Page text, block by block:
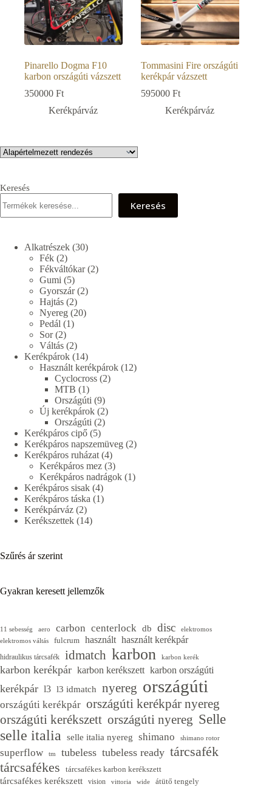
Pinarello Dogma F10
karbon országúti vázszett
350000 Ft
Kerékpárváz
Tommasini Fire országúti
kerékpár vázszett
595000Ft
Kerékpárváz
Keresés
Keresés
Alkatrészek 3030
Fék 22
termék
Fékváltókar 22
Gumi 55
termék
Gyorszár 22
Hajtás 22
termék
Nyereg 2020
Pedál 11
Sor 22
termék
Váltás 22
termék
Kerékpárok 1414
termék
Használt kerékpárok 1212
Cyclocross 22
MTB 11
termék
Országúti 99
termék
Új kerékpárok 22
termék
Országúti 22
Kerékpáros cipő 55
termék
Kerékpáros napszemüveg 22
Kerékpáros ruházat 44
termék
Kerékpáros mez 33
termék
Kerékpáros nadrágok 11
Kerékpáros sisak 44
termék
Kerékpáros táska 11
Kerékpárváz 22
termék
Kerékszettek 1414
Szűrés ár szerint
Gyakran keresett jellemzők
11 sebesség aero carbon centerlock db disc
elektromos
elektromos váltás
fulcrum használt használt kerékpár
hidraulikus tárcsafék idmatch karbon karbon kerék
karbon kerékpár karbon kerékszett karbon országúti
kerékpár l3 l3 idmatch nyereg országúti
országúti kerékpár országúti kerékpár nyereg
országúti kerékszett országúti nyereg Selle
selle italia selle italia nyereg shimano shimano rotor
superflow tm tubeless tubeless ready tárcsafék
tárcsafékes
tárcsafékes karbon kerékszett
tárcsafékes kerékszett vision vittoria wide
átütő tengely